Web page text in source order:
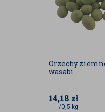
orzechy,
Zdjęcia
aktualnej
Podane
Orzechy
wasabi
14,18 zł
/0,5 kg